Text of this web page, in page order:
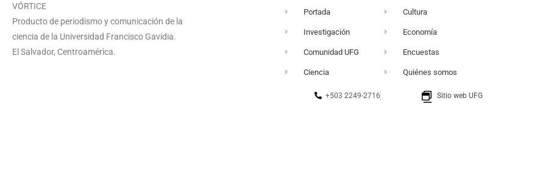
VÓRTICE
Producto de periodismo y comunicación de la
ciencia de la Universidad Francisco Gavidia.
El Salvador, Centroamérica.
Portada
Investigación
Comunidad UFG
Ciencia
Cultura
Economía
Encuestas
Quiénes somos
+503 2249-2716
Sitio web UFG